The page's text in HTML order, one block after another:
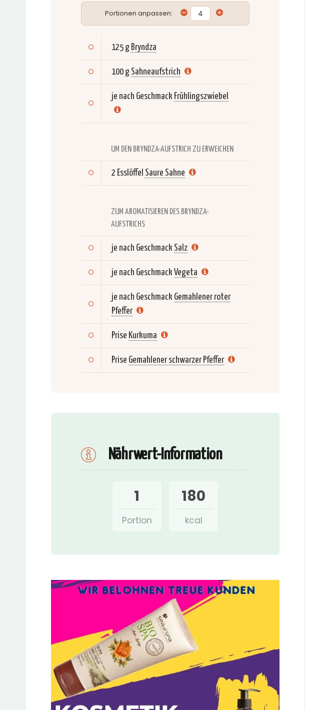
Portionen anpassen:
125 g Bryndza
100 g Sahneaufstrich
je nach Geschmack Frühlingszwiebel
UM DEN BRYNDZA-AUFSTRICH ZU ERWEICHEN
2 Esslöffel Saure Sahne
ZUM AROMATISIEREN DES BRYNDZA-
AUFSTRICHS
je nach Geschmack Salz
je nach Geschmack Vegeta
je nach Geschmack Gemahlener roter
Pfeffer
Prise Kurkuma
Prise Gemahlener schwarzer Pfeffer
Nährwert-Information
1
Portion
180
kcal